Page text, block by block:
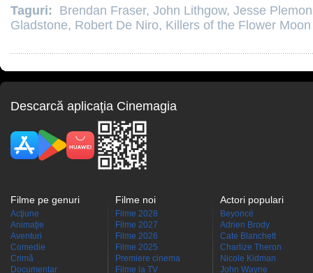
Taguri: Brendan Fraser, John Lithgow, Jesse
Gladstone, Robert De Niro, Killers of the Flower
Descarcă aplicaţia Cinemagia
Filme pe genuri
Acţiune
Animaţie
Aventuri
Comedie
Crimă
Documentar
Filme noi
Filme 2028
Filme 2027
Filme 2026
Filme 2025
Premiere cinema
Filme la TV
Actori populari
Beyoncé
Adrien Brody
Cate Blanchett
Charlize Theron
Nicole Kidman
John Wayne